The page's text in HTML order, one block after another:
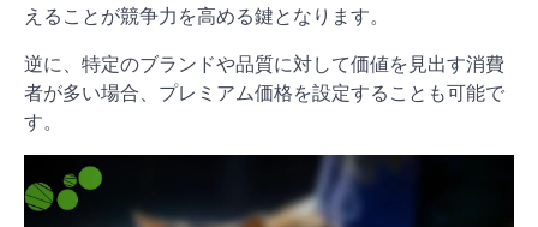
えることが競争力を高める鍵となります。
逆に、特定のブランドや品質に対して価値を見出す消費
者が多い場合、プレミアム価格を設定することも可能で
す。